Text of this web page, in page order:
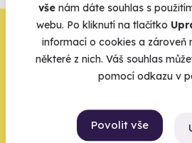
vše nám dáte souhlas s
webu. Po kliknutí na tlačítko
informací o cookies a zároveň
některé z nich. Váš souhlas
pomocí odkazu v
Povolit vše
Zbývá jeden
zbytek